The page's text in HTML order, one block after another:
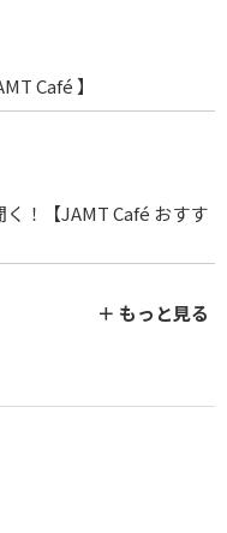
Café 】
く！【JAMT Café おすす
＋ もっと見る